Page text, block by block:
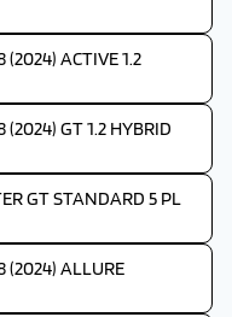
ACTIVE 1.2
GT 1.2 HYBRID
GT STANDARD 5 PL
(2024) ALLURE